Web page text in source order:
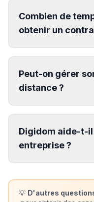
Combien de
obtenir un
Peut-on gérer
distance ?
Digidom aide-t-
entreprise ?
💡 D'autres